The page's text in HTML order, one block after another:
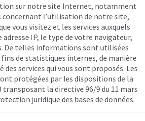
sur notre site Internet, notamment
concernant l’utilisation de notre site,
vous visitez et les services auxquels
adresse IP, le type de votre navigateur,
De telles informations sont utilisées
fins de statistiques internes, de manière
services qui vous sont proposés. Les
protégées par les dispositions de la
transposant la directive 96/9 du 11 mars
juridique des bases de données.